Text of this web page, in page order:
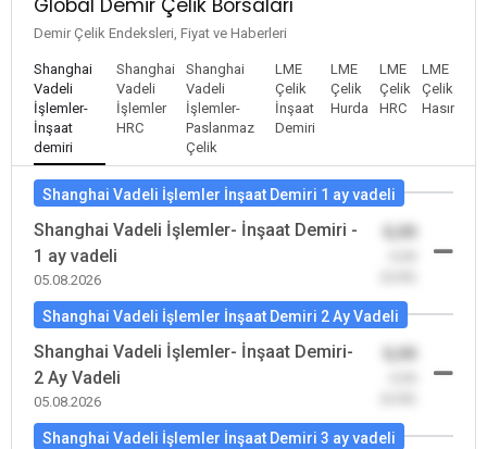
Global Demir Çelik Borsaları
Demir Çelik Endeksleri, Fiyat ve Haberleri
Shanghai
Vadeli
İşlemler-
İnşaat
demiri
Shanghai
Vadeli
İşlemler
HRC
Shanghai
Vadeli
İşlemler-
Paslanmaz
Çelik
LME
Çelik
İnşaat
Demiri
LME
Çelik
Hurda
LME
Çelik
HRC
LME
Çelik
Hasır
Shanghai Vadeli İşlemler İnşaat Demiri 1 ay vadeli
Shanghai Vadeli İşlemler- İnşaat Demiri -
1 ay vadeli
05.08.2026
Shanghai Vadeli İşlemler İnşaat Demiri 2 Ay Vadeli
Shanghai Vadeli İşlemler- İnşaat Demiri-
2 Ay Vadeli
05.08.2026
Shanghai Vadeli İşlemler İnşaat Demiri 3 ay vadeli